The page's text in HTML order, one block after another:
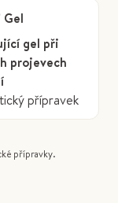
Gel
gel při
projevech
přípravek
přípravky.